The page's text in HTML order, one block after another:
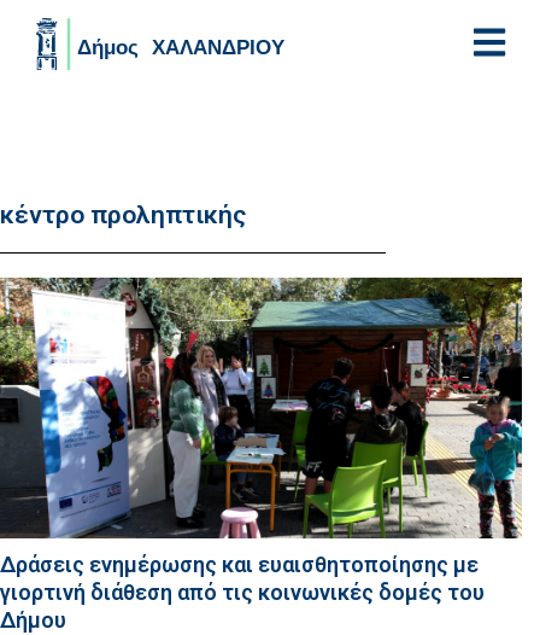
κέντρο προληπτικής
Δράσεις ενημέρωσης και ευαισθητοποίησης με
γιορτινή διάθεση από τις κοινωνικές δομές του
Δήμου